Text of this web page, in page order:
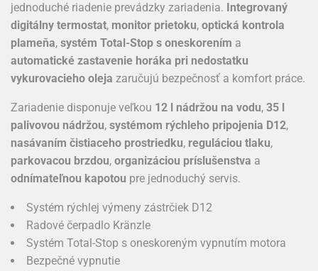
jednoduché riadenie prevádzky zariadenia. Integrovaný
digitálny termostat, monitor prietoku, optická kontrola
plameňa, systém Total-Stop s oneskorením a
automatické zastavenie horáka pri nedostatku
vykurovacieho oleja zaručujú bezpečnosť a komfort práce.
Zariadenie disponuje veľkou 12 l nádržou na vodu, 35 l
palivovou nádržou, systémom rýchleho pripojenia D12,
nasávaním čistiaceho prostriedku, reguláciou tlaku,
parkovacou brzdou, organizáciou príslušenstva a
odnímateľnou kapotou pre jednoduchý servis.
Systém rýchlej výmeny zástrčiek D12
Radové čerpadlo Kränzle
Systém Total-Stop s oneskoreným vypnutím motora
Bezpečné vypnutie